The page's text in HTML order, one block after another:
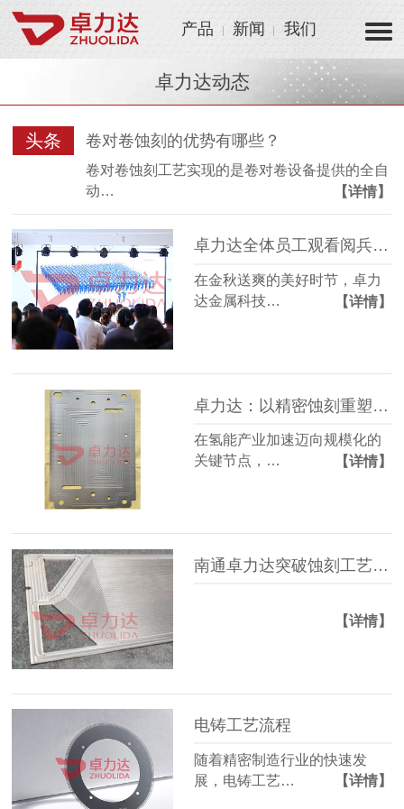
产品 新闻 我们
卓力达动态
头条 卷对卷蚀刻的优势有哪些？
卷对卷蚀刻工艺实现的是卷对卷设备提供的全自
动…
【详情】
卓力达全体员工观看阅兵仪式 凝聚爱国情怀激发制造热情！
在金秋送爽的美好时节，卓力
达金属科技…
【详情】
卓力达：以精密蚀刻重塑氢能双极板制造新高度
在氢能产业加速迈向规模化的
关键节点，…
【详情】
南通卓力达突破蚀刻工艺！揭秘燃料电池双极板0.1mm超薄流道技术如何降本30%
【详情】
电铸工艺流程
随着精密制造行业的快速发
展，电铸工艺…
【详情】